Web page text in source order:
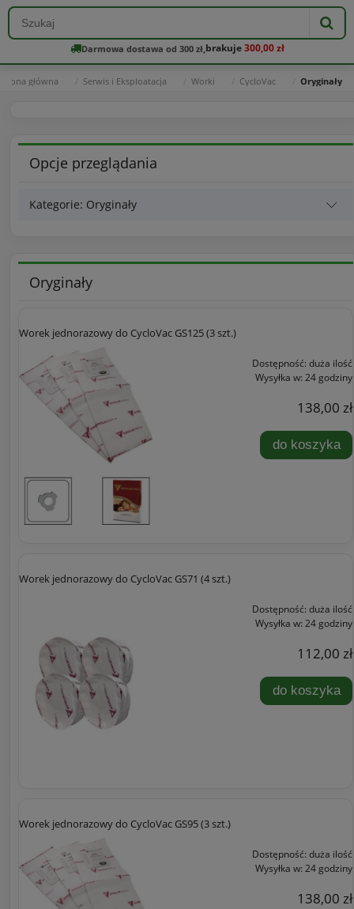
Darmowa dostawa od 300 zł, brakuje300,00 zł
Strona główna Serwis i Eksploatacja Worki CycloVac Oryginały
Opcje przeglądania
Kategorie: Oryginały
Oryginały
Worek jednorazowy do CycloVac GS125 (3 szt.)
Dostępność: duża ilość
Wysyłka w: 24 godziny
138,00 zł
do koszyka
Worek jednorazowy do CycloVac GS71 (4 szt.)
Dostępność: duża ilość
Wysyłka w: 24 godziny
112,00 zł
do koszyka
Worek jednorazowy do CycloVac GS95 (3 szt.)
Dostępność: duża ilość
Wysyłka w: 24 godziny
138,00 zł